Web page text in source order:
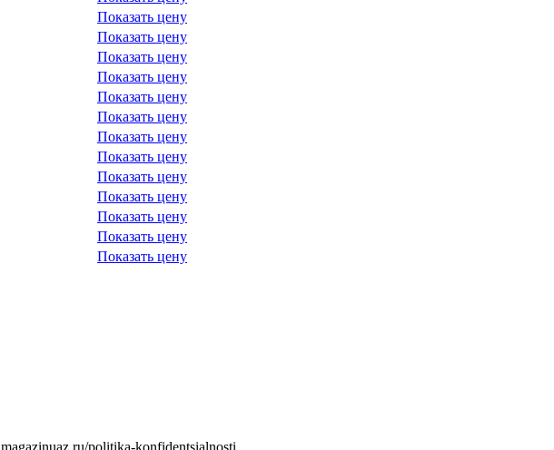
Показать цену
Показать цену
Показать цену
Показать цену
Показать цену
Показать цену
Показать цену
Показать цену
Показать цену
Показать цену
Показать цену
Показать цену
Показать цену